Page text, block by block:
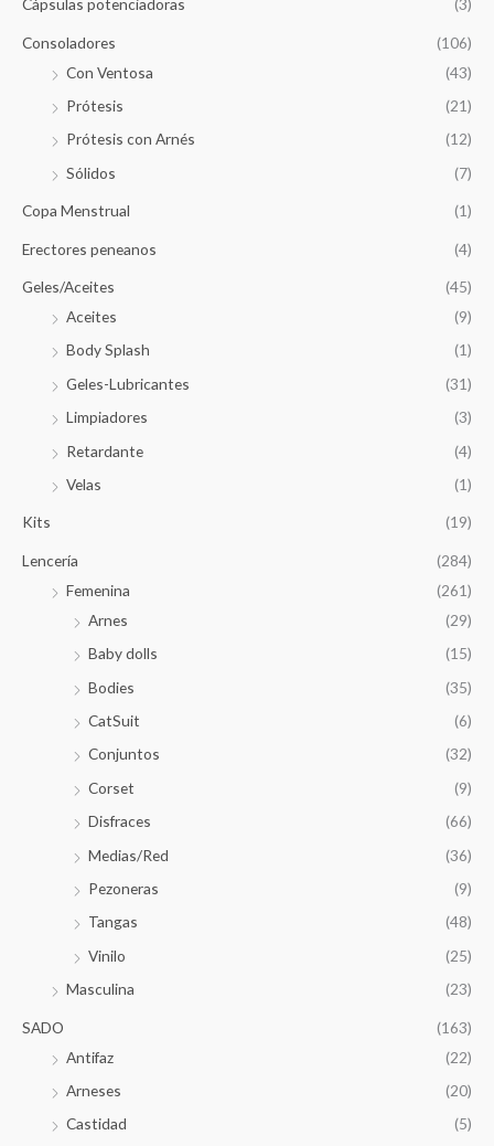
Cápsulas potenciadoras (3)
Consoladores
(106)
Con Ventosa
(43)
Prótesis
(21)
Prótesis con Arnés
(12)
Sólidos
(7)
Copa Menstrual (1)
Erectores peneanos (4)
Geles/Aceites
(45)
Aceites
(9)
Body Splash
(1)
Geles-Lubricantes
(31)
Limpiadores
(3)
Retardante
(4)
Velas
(1)
Kits (19)
Lencería
(284)
Femenina
(261)
Arnes
(29)
Baby dolls
(15)
Bodies
(35)
CatSuit
(6)
Conjuntos
(32)
Corset
(9)
Disfraces
(66)
Medias/Red
(36)
Pezoneras
(9)
Tangas
(48)
Vinilo
(25)
Masculina
(23)
SADO
(163)
Antifaz
(22)
Arneses
(20)
Castidad
(5)